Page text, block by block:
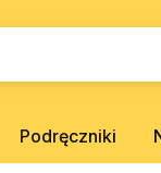
Podręczniki